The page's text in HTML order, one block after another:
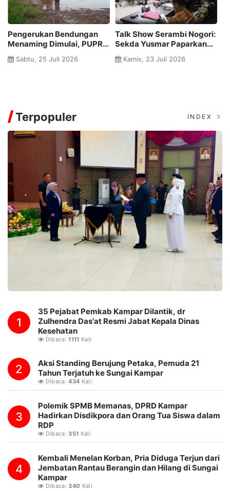
Pengerukan Bendungan
Menaming Dimulai, PUPR
Rohul Bergerak
Selamatkan Irigasi Ribuan
Sabtu, 25 Juli 2026
Talk Show Serambi Nogori:
Sekda Yusmar Paparkan
Evaluasi MTQ dan
Transparansi Anggaran
Kamis, 23 Juli 2026
Terpopuler INDEX
1
35 Pejabat Pemkab Kampar Dilantik, dr
Zulhendra Das'at Resmi Jabat Kepala Dinas
Kesehatan
Dibaca:1111 Kali
2
Aksi Standing Berujung Petaka, Pemuda 21
Tahun Terjatuh ke Sungai Kampar
Dibaca:434 Kali
3
Polemik SPMB Memanas, DPRD Kampar
Hadirkan Disdikpora dan Orang Tua Siswa dalam
RDP
Dibaca:351 Kali
4
Kembali Menelan Korban, Pria Diduga Terjun dari
Jembatan Rantau Berangin dan Hilang di Sungai
Kampar
Dibaca:340 Kali